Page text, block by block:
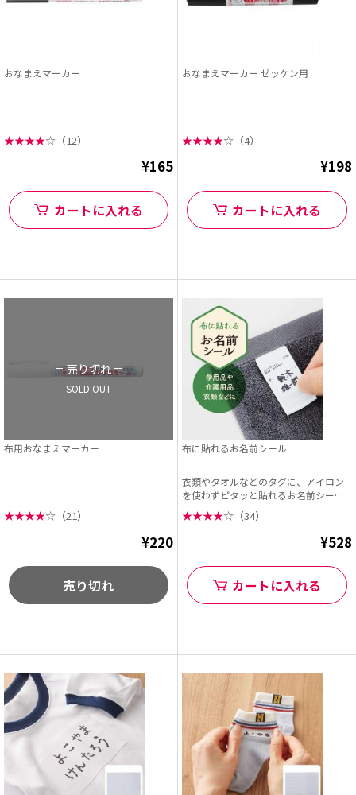
おなまえマーカー
★★★★☆ （12）
¥165
カートに入れる
おなまえマーカー ゼッケン用
★★★★☆ （4）
¥198
カートに入れる
売り切れ
SOLD OUT
布用おなまえマーカー
★★★★☆ （21）
¥220
売り切れ
布に貼れるお名前シール
衣類やタオルなどのタグに、アイロン
を使わずピタッと貼れるお名前シー
ル。 布用インキのス...
★★★★☆ （34）
¥528
カートに入れる